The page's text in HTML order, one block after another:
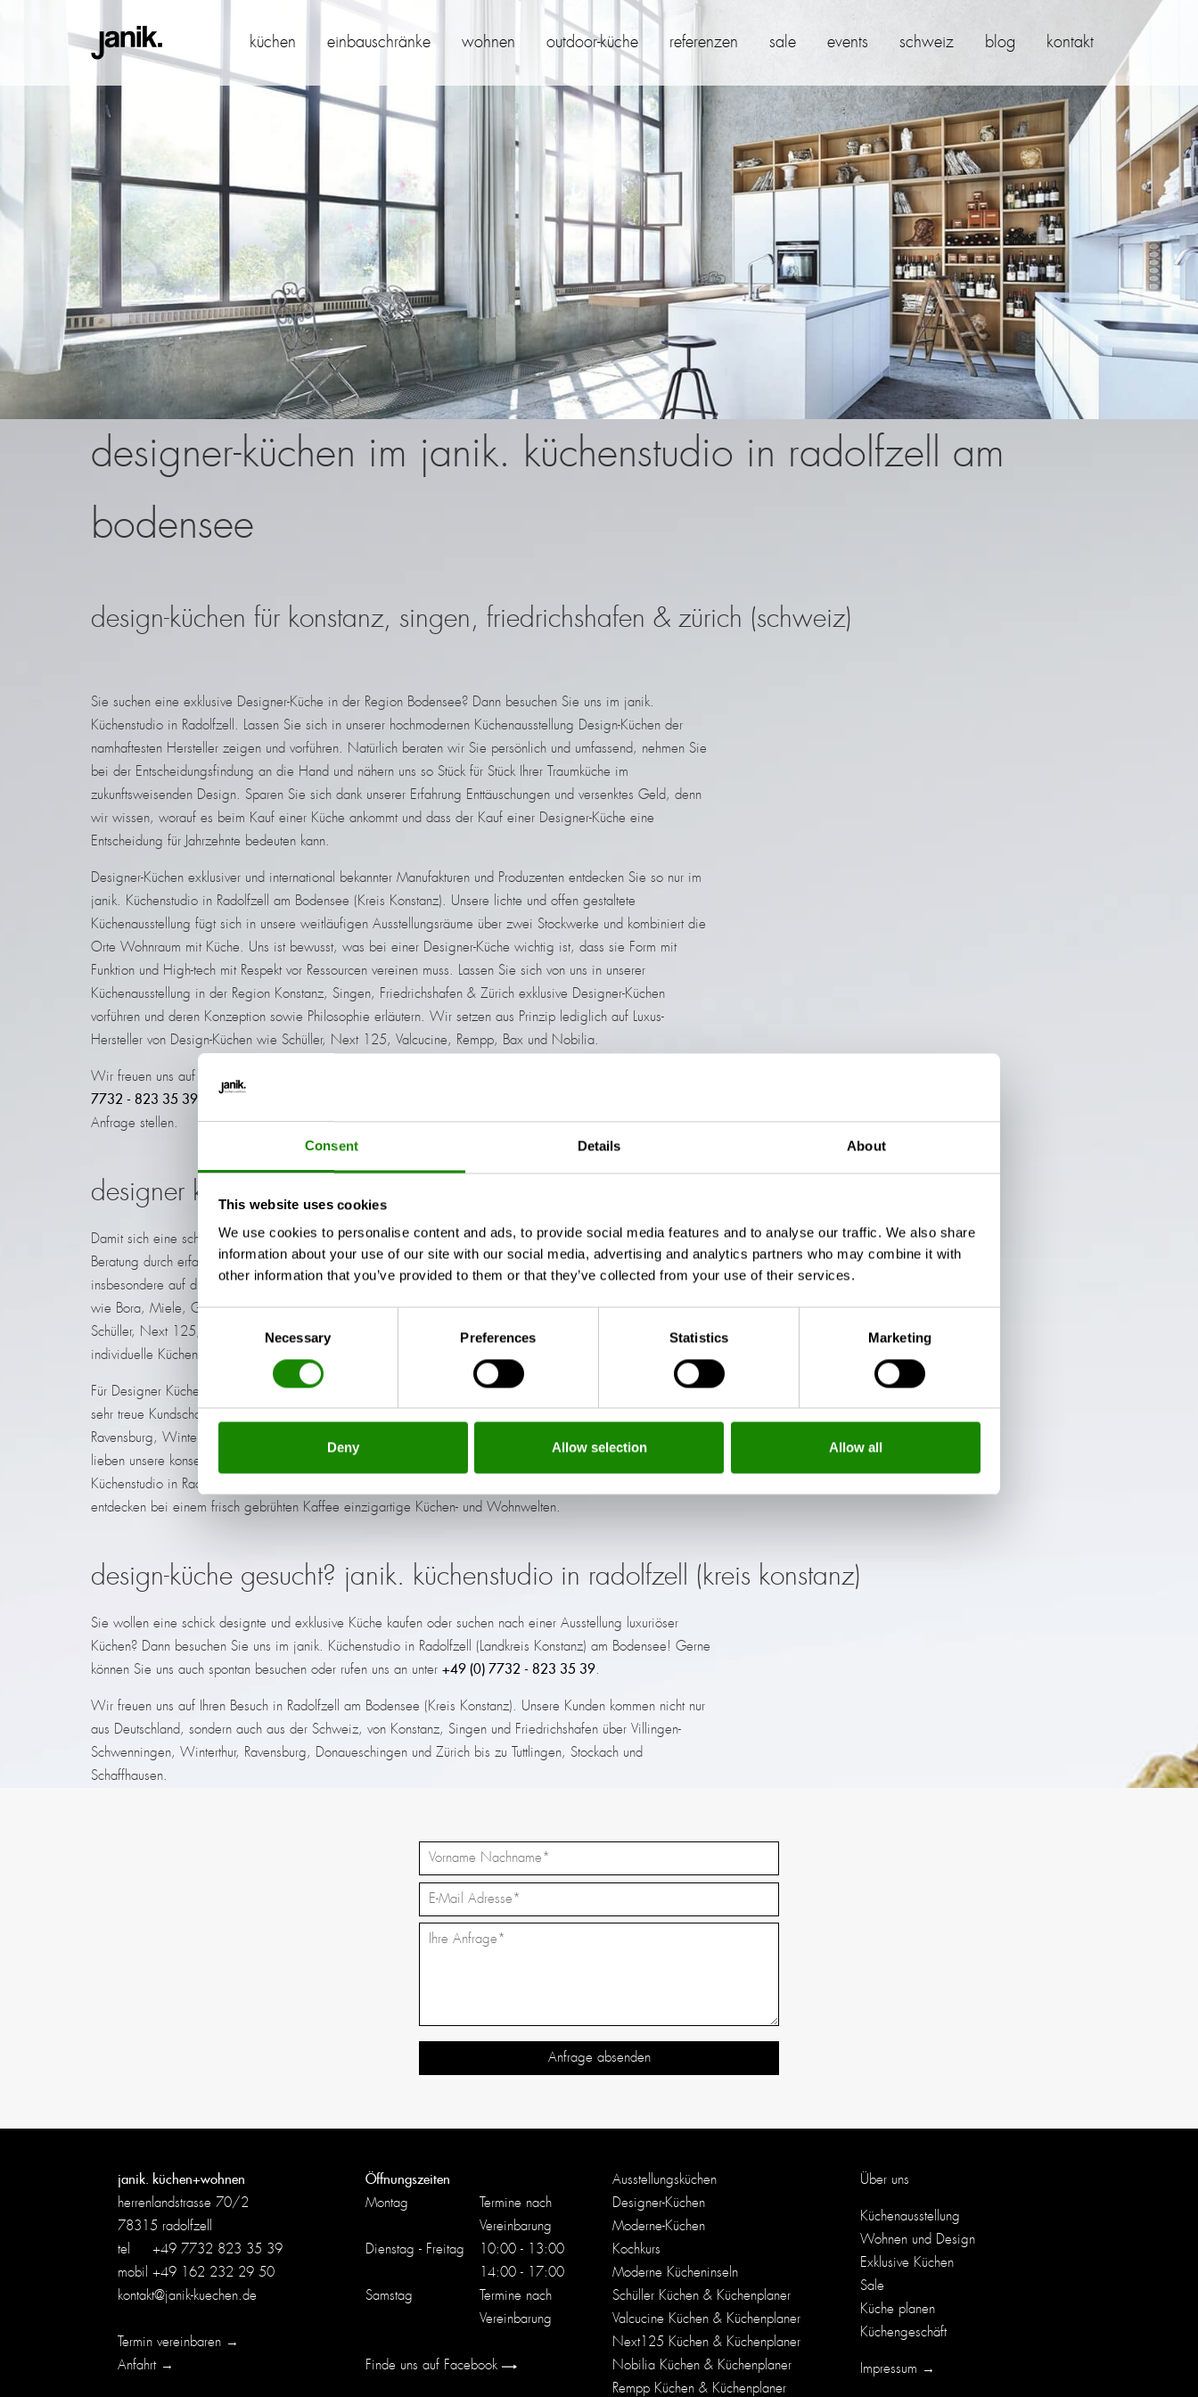
Consent Details About
This website uses cookies
We use cookies to personalise content and ads, to provide social media features and to analyse our traffic. We also share
information about your use of our site with our social media, advertising and analytics partners who may combine it with
other information that you’ve provided to them or that they’ve collected from your use of their services.
Consent
Selection
Necessary Preferences Statistics Marketing
Deny Allow selection Allow all
janik. küchen einbauschränke wohnen outdoor-küche referenzen sale events schweiz blog kontakt
designer-küchen im janik. küchenstudio in radolfzell am
bodensee
design-küchen für konstanz, singen, friedrichshafen & zürich (schweiz)
Sie suchen eine exklusive Designer-Küche in der Region Bodensee? Dann besuchen Sie uns im janik.
Küchenstudio in Radolfzell. Lassen Sie sich in unserer hochmodernen Küchenausstellung Design-Küchen der
namhaftesten Hersteller zeigen und vorführen. Natürlich beraten wir Sie persönlich und umfassend, nehmen Sie
bei der Entscheidungsfindung an die Hand und nähern uns so Stück für Stück Ihrer Traumküche im
zukunftsweisenden Design. Sparen Sie sich dank unserer Erfahrung Enttäuschungen und versenktes Geld, denn
wir wissen, worauf es beim Kauf einer Küche ankommt und dass der Kauf einer Designer-Küche eine
Entscheidung für Jahrzehnte bedeuten kann.
Designer-Küchen exklusiver und international bekannter Manufakturen und Produzenten entdecken Sie so nur im
janik. Küchenstudio in Radolfzell am Bodensee (Kreis Konstanz). Unsere lichte und offen gestaltete
Küchenausstellung fügt sich in unsere weitläufigen Ausstellungsräume über zwei Stockwerke und kombiniert die
Orte Wohnraum mit Küche. Uns ist bewusst, was bei einer Designer-Küche wichtig ist, dass sie Form mit
Funktion und High-tech mit Respekt vor Ressourcen vereinen muss. Lassen Sie sich von uns in unserer
Küchenausstellung in der Region Konstanz, Singen, Friedrichshafen & Zürich exklusive Designer-Küchen
vorführen und deren Konzeption sowie Philosophie erläutern. Wir setzen aus Prinzip lediglich auf Luxus-
Hersteller von Design-Küchen wie Schüller, Next 125, Valcucine, Rempp, Bax und Nobilia.
Wir freuen uns auf Ihren Besuch, gerne können Sie uns auch zu jeder Zeit telefonisch erreichen unter
7732 - 823 35 39
Anfrage stellen.
designer küchen besichtigen in der großen küchenausstellung von janik.
Damit sich eine schick designte Küche auch perfekt in das Haus oder die Wohnung einfügt, bedarf es einer
Beratung durch erfahrene Küchenprofis. Neben Optik und Design kommt es bei einer hochwertigen Küche
insbesondere auf die technischen Geräte an. Auch hier vertrauen wir auf Premiumhersteller von Küchengeräten
wie Bora, Miele, Gaggenau, Liebherr, Bosch und Siemens. In Kombination mit den Design-Küchen-Produzenten
Schüller, Next 125, Valcucine, Rempp, Bax und Nobilia erschaffen wir mit Ihnen hochmoderne und völlig
individuelle Küchen, die sich markant von der Konkurrenz unterscheiden.
Für Designer Küchen und exklusive Wohneinrichtung schlägt unser Herz. Über die Jahre konnten wir so eine
sehr treue Kundschaft aufbauen, die von Konstanz, Singen und Friedrichshafen über Villingen-Schwenningen,
Ravensburg, Winterthur, Donaueschingen und Zürich bis zu Tuttlingen, Stockach und Schaffhausen reicht. Sie
lieben unsere konsequente Entscheidung für Qualität sowie unsere persönliche Beratung in unserem weitläufigen
Küchenstudio in Radolfzell am Bodensee (Kreis Konstanz). Besuchen Sie doch unsere Küchenausstellung und
entdecken bei einem frisch gebrühten Kaffee einzigartige Küchen- und Wohnwelten.
design-küche gesucht? janik. küchenstudio in radolfzell (kreis konstanz)
Sie wollen eine schick designte und exklusive Küche kaufen oder suchen nach einer Ausstellung luxuriöser
Küchen? Dann besuchen Sie uns im janik. Küchenstudio in Radolfzell (Landkreis Konstanz) am Bodensee! Gerne
können Sie uns auch spontan besuchen oder rufen uns an unter +49 (0) 7732 - 823 35 39.
Wir freuen uns auf Ihren Besuch in Radolfzell am Bodensee (Kreis Konstanz). Unsere Kunden kommen nicht nur
aus Deutschland, sondern auch aus der Schweiz, von Konstanz, Singen und Friedrichshafen über Villingen-
Schwenningen, Winterthur, Ravensburg, Donaueschingen und Zürich bis zu Tuttlingen, Stockach und
Schaffhausen.
janik. küchen+wohnen
herrenlandstrasse 70/2
78315 radolfzell
tel
+49 7732 823 35 39
mobil +49 162 232 29 50
kontakt@janik-kuechen.de
Termin vereinbaren →
Anfahrt →
Öffnungszeiten
Montag
Termine nach
Vereinbarung
Dienstag - Freitag
10:00 - 13:00
14:00 - 17:00
Samstag
Termine nach
Vereinbarung
Finde uns auf Facebook
Ausstellungsküchen
Designer-Küchen
Moderne-Küchen
Kochkurs
Moderne Kücheninseln
Schüller Küchen & Küchenplaner
Valcucine Küchen & Küchenplaner
Next125 Küchen & Küchenplaner
Nobilia Küchen & Küchenplaner
Rempp Küchen & Küchenplaner
Über uns
Küchenausstellung
Wohnen und Design
Exklusive Küchen
Sale
Küche planen
Küchengeschäft
Impressum →